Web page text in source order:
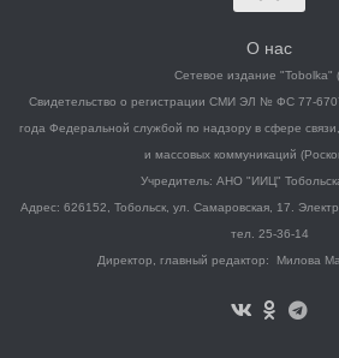
О нас
Сетевое издание "Tobolka"
Свидетельство о регистрации СМИ ЭЛ № ФС 77-
года Федеральной службой по надзору в сфере
и массовых коммуникаций
Учредитель: АНО "ИИЦ"
Адрес: 626152, Тобольск, ул. Самаровская, 17.
тел. 25-36-14
Директор, главный редактор: Милова